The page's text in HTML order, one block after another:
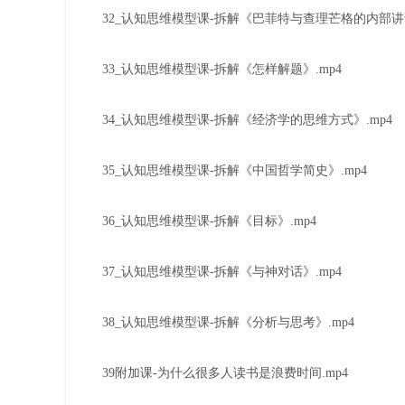
32_认知思维模型课-拆解《巴菲特与查理芒格的内部
33_认知思维模型课-拆解《怎样解题》.mp4
34_认知思维模型课-拆解《经济学的思维方式》.mp4
35_认知思维模型课-拆解《中国哲学简史》.mp4
36_认知思维模型课-拆解《目标》.mp4
37_认知思维模型课-拆解《与神对话》.mp4
38_认知思维模型课-拆解《分析与思考》.mp4
39附加课-为什么很多人读书是浪费时间.mp4